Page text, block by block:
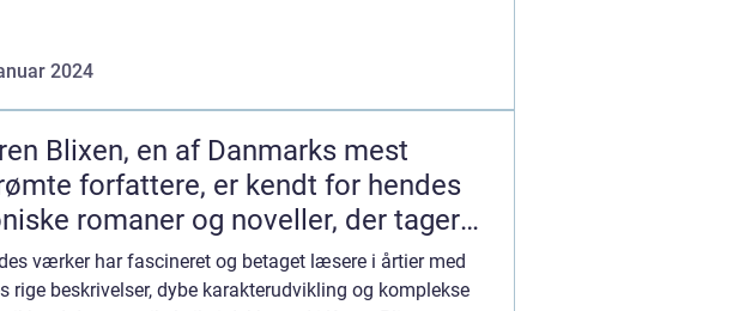
2024
Blixen, en af Danmarks mest
forfattere, er kendt for hendes
romaner og noveller, der tager
på en rejse gennem tid og sted
værker har fascineret og betaget læsere i årtier med
rige beskrivelser, dybe karakterudvikling og komplekse